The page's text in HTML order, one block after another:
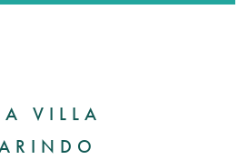
VILLA